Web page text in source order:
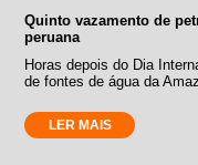
Quinto vazamento de
peruana
Horas depois do Dia
de fontes de água da
LER MAIS